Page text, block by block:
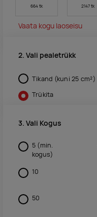
664 tk 2147 tk
Vaata kogu laoseisu
2. Vali pealetrükk
Tikand (kuni 25 cm²)
Trükita
3. Vali Kogus
5 (min.
kogus)
10
50